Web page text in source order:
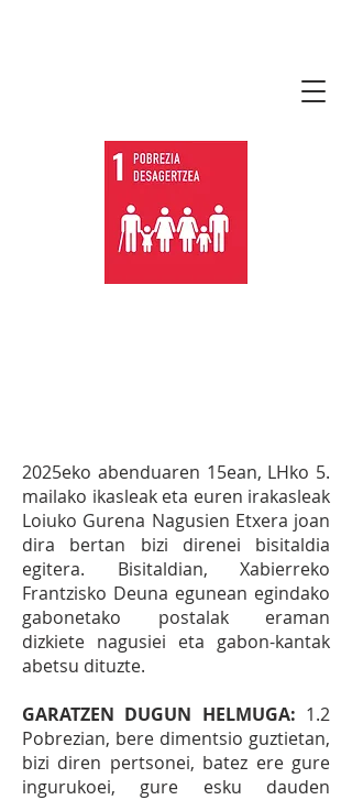
2025eko abenduaren 15ean, LHko 5.
mailako ikasleak eta euren irakasleak
Loiuko Gurena Nagusien Etxera joan
dira bertan bizi direnei bisitaldia
egitera. Bisitaldian, Xabierreko
Frantzisko Deuna egunean egindako
gabonetako postalak eraman
dizkiete nagusiei eta gabon-kantak
abetsu dituzte.
GARATZEN DUGUN HELMUGA: 1.2
Pobrezian, bere dimentsio guztietan,
bizi diren pertsonei, batez ere gure
ingurukoei, gure esku dauden